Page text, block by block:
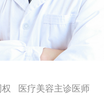
权 医疗美容主诊医师